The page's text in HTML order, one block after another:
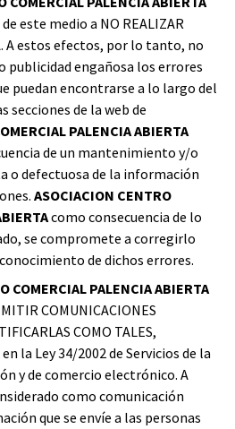
este medio a NO REALIZAR
A estos efectos, por lo tanto, no
publicidad engañosa los errores
puedan encontrarse a lo largo del
de la web de
PALENCIA ABIERTA
de un mantenimiento y/o
o defectuosa de la información
ASOCIACION CENTRO
como consecuencia de lo
se compromete a corregirlo
de dichos errores.
COMERCIAL PALENCIA ABIERTA
COMUNICACIONES
COMO TALES,
la Ley 34/2002 de Servicios de la
y de comercio electrónico. A
como comunicación
que se envíe a las personas